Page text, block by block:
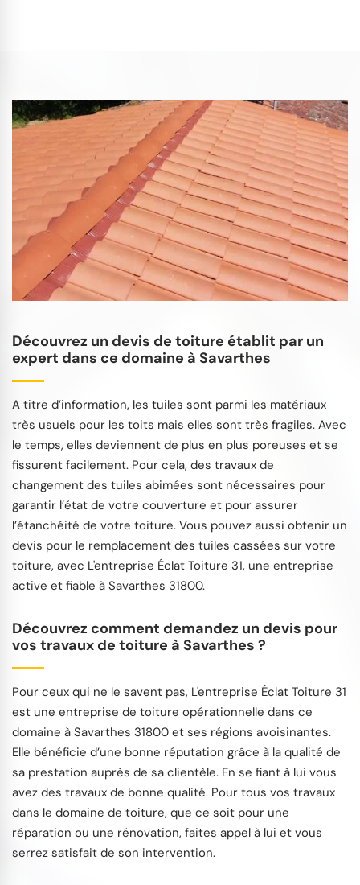
Découvrez un devis de toiture établit par un
expert dans ce domaine à Savarthes
A titre d’information, les tuiles sont parmi les matériaux
très usuels pour les toits mais elles sont très fragiles. Avec
le temps, elles deviennent de plus en plus poreuses et se
fissurent facilement. Pour cela, des travaux de
changement des tuiles abimées sont nécessaires pour
garantir l’état de votre couverture et pour assurer
l’étanchéité de votre toiture. Vous pouvez aussi obtenir un
devis pour le remplacement des tuiles cassées sur votre
toiture, avec L'entreprise Éclat Toiture 31, une entreprise
active et fiable à Savarthes 31800.
Découvrez comment demandez un devis pour
vos travaux de toiture à Savarthes ?
Pour ceux qui ne le savent pas, L'entreprise Éclat Toiture 31
est une entreprise de toiture opérationnelle dans ce
domaine à Savarthes 31800 et ses régions avoisinantes.
Elle bénéficie d’une bonne réputation grâce à la qualité de
sa prestation auprès de sa clientèle. En se fiant à lui vous
avez des travaux de bonne qualité. Pour tous vos travaux
dans le domaine de toiture, que ce soit pour une
réparation ou une rénovation, faites appel à lui et vous
serrez satisfait de son intervention.